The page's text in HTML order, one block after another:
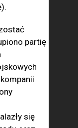
partię
się